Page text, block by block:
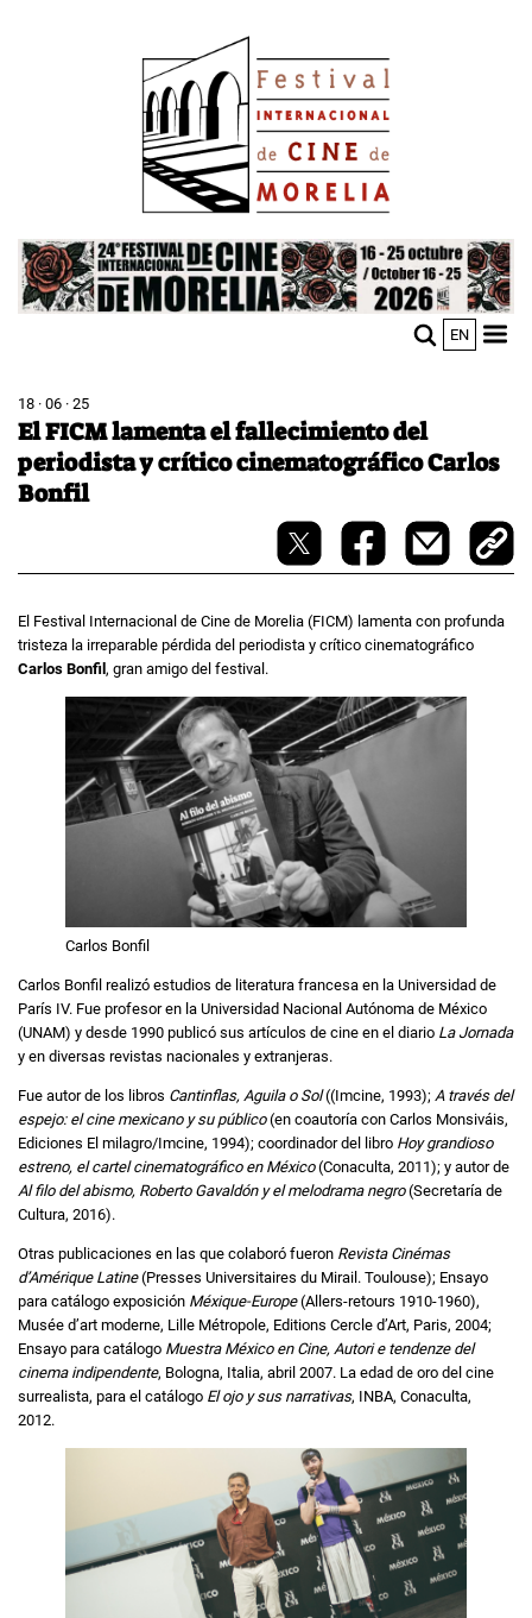
Image
EN
18 · 06 · 25
El FICM lamenta el fallecimiento del
periodista y crítico cinematográfico Carlos
Bonfil
El Festival Internacional de Cine de Morelia (FICM) lamenta con profunda
tristeza la irreparable pérdida del periodista y crítico cinematográfico
Carlos Bonfil , gran amigo del festival.
Carlos Bonfil
Carlos Bonfil realizó estudios de literatura francesa en la Universidad de
París IV. Fue profesor en la Universidad Nacional Autónoma de México
(UNAM) y desde 1990 publicó sus artículos de cine en el diario La Jornada
y en diversas revistas nacionales y extranjeras.
Fue autor de los libros Cantinflas, Aguila o Sol((Imcine, 1993); A través del
espejo: el cine mexicano y su público(en coautoría con Carlos Monsiváis,
Ediciones El milagro/Imcine, 1994); coordinador del libro Hoy grandioso
estreno, el cartel cinematográfico en México(Conaculta, 2011); y autor de
Al filo del abismo, Roberto Gavaldón y el melodrama negro(Secretaría de
Cultura, 2016).
Otras publicaciones en las que colaboró fueron Revista Cinémas
d’Amérique Latine(Presses Universitaires du Mirail. Toulouse); Ensayo
para catálogo exposición Méxique-Europe(Allers-retours 1910-1960),
Musée d’art moderne, Lille Métropole, Editions Cercle d’Art, Paris, 2004;
Ensayo para catálogo Muestra México en Cine, Autori e tendenze del
cinema indipendente, Bologna, Italia, abril 2007. La edad de oro del cine
surrealista, para el catálogo El ojo y sus narrativas, INBA, Conaculta,
2012.